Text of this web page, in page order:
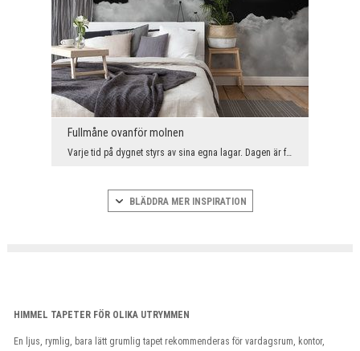
Fullmåne ovanför molnen
Varje tid på dygnet styrs av sina egna lagar. Dagen är full av ljus och skönhet, natten döljer si...
BLÄDDRA MER INSPIRATION
HIMMEL TAPETER FÖR OLIKA UTRYMMEN
En ljus, rymlig, bara lätt grumlig tapet rekommenderas för vardagsrum, kontor,